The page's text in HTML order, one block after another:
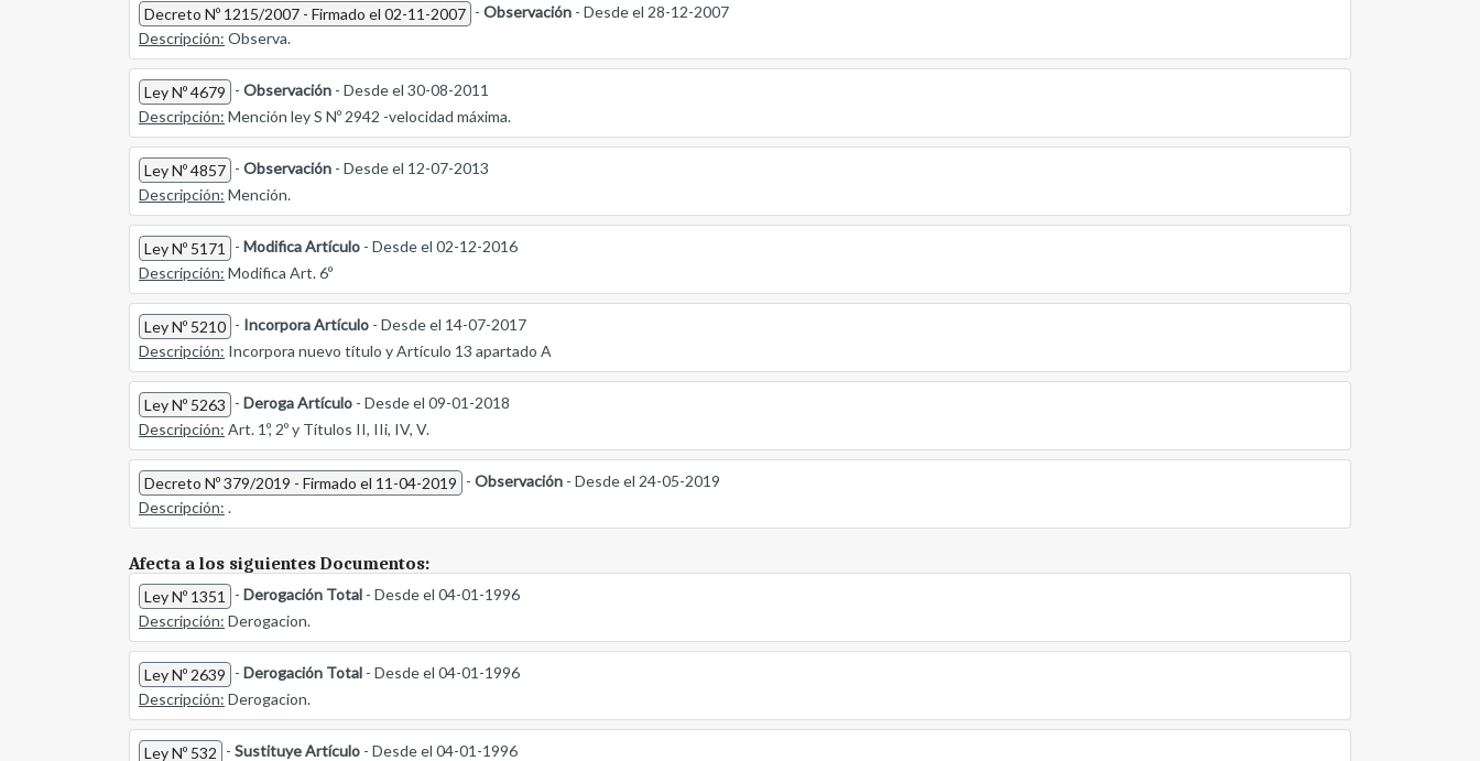
Decreto Nº 1215/2007 - Firmado el 02-11-2007 - Observación - Desde el 28-12-2007
Descripción: Observa.
Ley Nº 4679 - Observación - Desde el 30-08-2011
Descripción: Mención ley S Nº 2942 -velocidad máxima.
Ley Nº 4857 - Observación - Desde el 12-07-2013
Descripción: Mención.
Ley Nº 5171 - Modifica Artículo - Desde el 02-12-2016
Descripción: Modifica Art. 6º
Ley Nº 5210 - Incorpora Artículo - Desde el 14-07-2017
Descripción: Incorpora nuevo título y Artículo 13 apartado A
Ley Nº 5263 - Deroga Artículo - Desde el 09-01-2018
Descripción: Art. 1º, 2º y Títulos II, IIi, IV, V.
Decreto Nº 379/2019 - Firmado el 11-04-2019 - Observación - Desde el 24-05-2019
Descripción: .
Afecta a los siguientes Documentos:
Ley Nº 1351 - Derogación Total - Desde el 04-01-1996
Descripción: Derogacion.
Ley Nº 2639 - Derogación Total - Desde el 04-01-1996
Descripción: Derogacion.
Ley Nº 532 - Sustituye Artículo - Desde el 04-01-1996